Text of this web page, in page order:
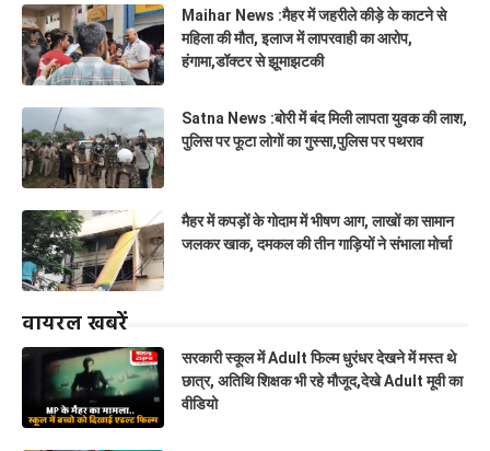
Maihar News :मैहर में जहरीले कीड़े के काटने से
महिला की मौत, इलाज में लापरवाही का आरोप,
हंगामा,डॉक्टर से झूमाझटकी
Satna News :बोरी में बंद मिली लापता युवक की लाश,
पुलिस पर फूटा लोगों का गुस्सा,पुलिस पर पथराव
मैहर में कपड़ों के गोदाम में भीषण आग, लाखों का सामान
जलकर खाक, दमकल की तीन गाड़ियों ने संभाला मोर्चा
वायरल खबरें
सरकारी स्कूल में Adult फिल्म धुरंधर देखने में मस्त थे
छात्र, अतिथि शिक्षक भी रहे मौजूद,देखे Adult मूवी का
वीडियो